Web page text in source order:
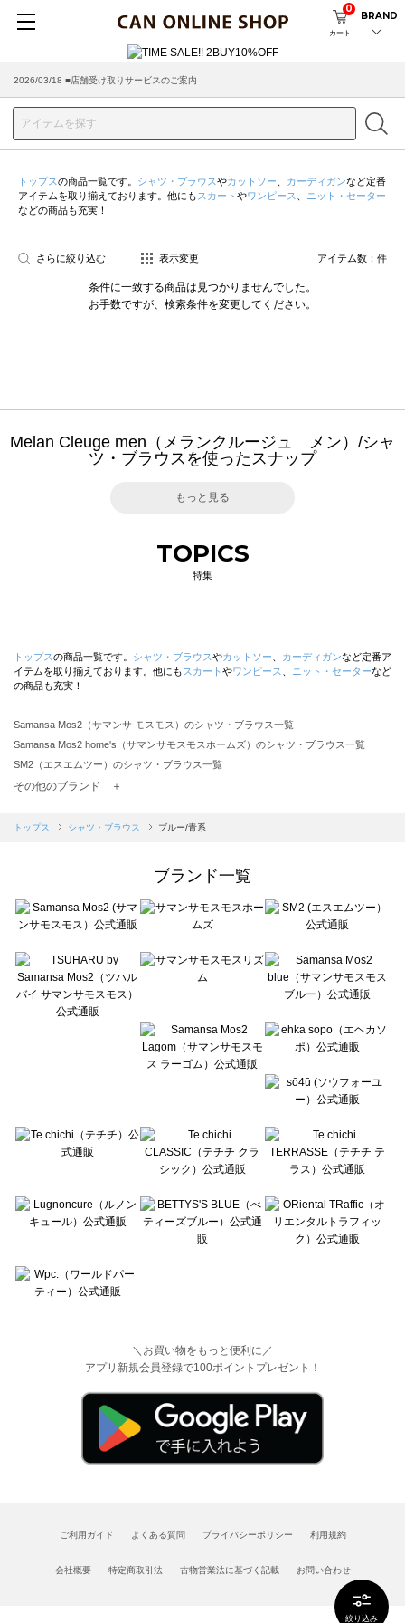
カート
0
BRAND
2026/03/18 ■店舗受け取りサービスのご案内
絞り込み
トップスの商品一覧です。 シャツ・ブラウスやカットソー カーディガンなど定番
アイテムを取り揃えております。他にも スカート やワンピース
ニット・セーター
などの商品も充実！
さらに絞り込む 表示変更 アイテム数： 件
条件に一致する商品は見つかりませんでした。
お手数ですが、検索条件を変更してください。
Melan Cleuge men（メランクルージュ メン）/シャ
ツ・ブラウスを使ったスナップ
もっと見る
TOPICS
特集
トップスの商品一覧です。 シャツ・ブラウスやカットソー カーディガンなど定番ア
イテムを取り揃えております。他にも スカート やワンピース ニット・セーターなど
の商品も充実！
Samansa Mos2（サマンサ モスモス）のシャツ・ブラウス一覧
Samansa Mos2 home's（サマンサモスモスホームズ）のシャツ・ブラウス一覧
SM2（エスエムツー）のシャツ・ブラウス一覧
Samansa Mos2 blue（サマンサモスモス ブルー）のシャツ・ブラウス一覧
sō4ū（ソウフォーユー）のシャツ・ブラウス一覧
Te chichi（テチチ）のシャツ・ブラウス一覧
Te chichi CLASSIC（テチチ クラシック）のシャツ・ブラウス一覧
Lugnoncure（ルノンキュール）のシャツ・ブラウス一覧
BETTY'S BLUE（べティーズブルー）のシャツ・ブラウス一覧
Wpc.（ワールドパーティー）のシャツ・ブラウス一覧
その他のブランド ＋
トップス シャツ・ブラウス ブルー/青系
ブランド一覧
＼お買い物をもっと便利に／
アプリ新規会員登録で100ポイントプレゼント！
ご利用ガイド よくある質問 プライバシーポリシー 利用規約
会社概要 特定商取引法 古物営業法に基づく記載 お問い合わせ